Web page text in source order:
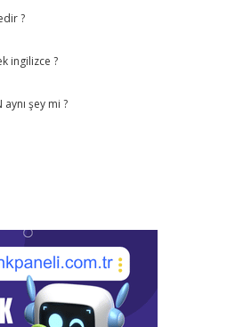
?
ingilizce ?
şey mi ?